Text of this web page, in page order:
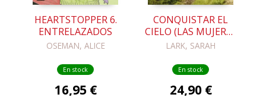
HEARTSTOPPER 6.
ENTRELAZADOS
OSEMAN, ALICE
En stock
16,95 €
CONQUISTAR EL
CIELO (LAS MUJERES
HARD 2)
LARK, SARAH
En stock
24,90 €